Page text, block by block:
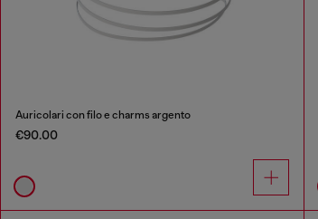
Auricolari con filo e charms argento
€90.00